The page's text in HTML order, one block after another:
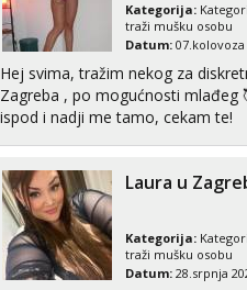
064/677-677- Kod:
tel:0,93€ - mob:1,12€ min
Obavijesti me kada
Monika
Čekam tvoj poziv!
Tel:064/677-677- Kod:
Alisa
Razgovaram :)
Tel: 064/677-677 - Kod:
tel:0,93€ - mob:1,12€
Kategorija:
traži mušku osobu
Datum: 07.kolovoza
Hej svima, tražim nekog za
Zagreba , po mogućnosti mlađeg 🥰 Klikni na
ispod i nadji me tamo, cekam te!
Laura u
Kategorija:
traži mušku osobu
Datum: 28.srpnja